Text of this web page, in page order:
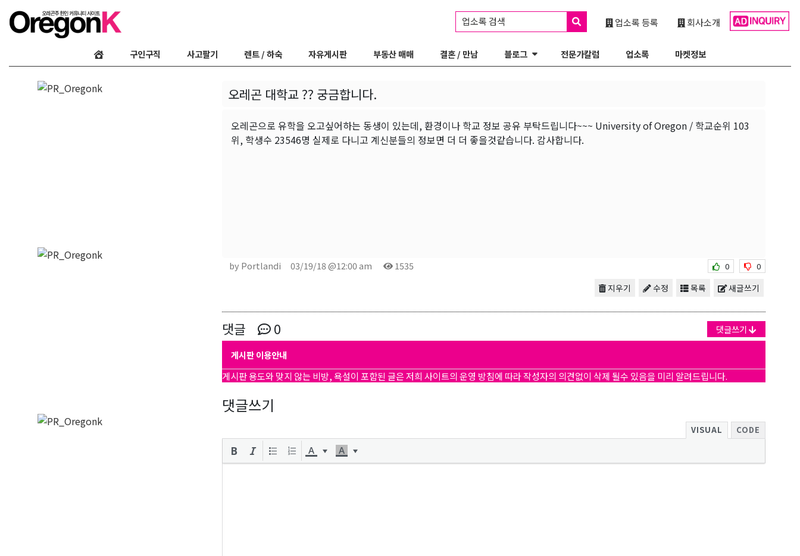
회사소개
업소록 등록
업소록 검색
구인구직 사고팔기 렌트 / 하숙 자유게시판 부동산 매매 결혼 / 만남 블로그 전문가칼럼 업소록 마켓정보
오레곤 대학교 ?? 궁금합니다.
오레곤으로 유학을 오고싶어하는 동생이 있는데, 환경이나 학교 정보 공유 부탁드립니다~~~ University of Oregon / 학교순위 103
위, 학생수 23546명 실제로 다니고 계신분들의 정보면 더 더 좋을것같습니다. 감사합니다.
by Portlandi 03/19/18 @12:00 am 1535 0 0
새글쓰기
목록
수정
지우기
댓글 0 댓글쓰기
게시판 이용안내
게시판 용도와 맞지 않는 비방, 욕설이 포함된 글은 저희 사이트의 운영 방침에 따라 작성자의 의견없이 삭제 될수 있음을 미리 알려드립니다.
댓글쓰기
VISUAL CODE